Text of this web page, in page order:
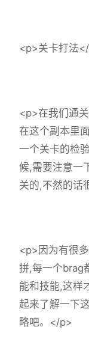
<p>关卡打法
<p>在我们通
在这个副本里
一个关卡的检
候,需要注意一
关的,不然的话
<p>因为有很
拼,每一个brag
能和技能,这样
起来了解一下
略吧。</p>